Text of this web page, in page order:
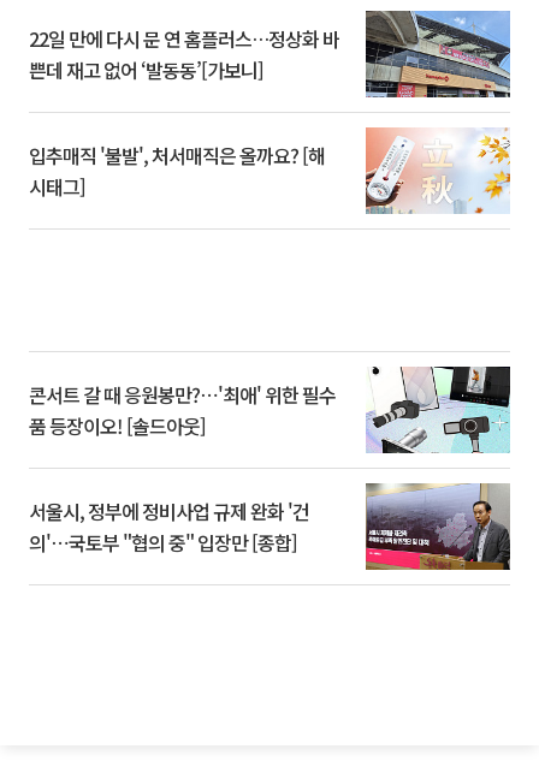
22일 만에 다시 문 연 홈플러스…정상화 바
쁜데 재고 없어 ‘발동동’[가보니]
입추매직 '불발', 처서매직은 올까요? [해
시태그]
콘서트 갈 때 응원봉만?⋯'최애' 위한 필수
품 등장이오! [솔드아웃]
서울시, 정부에 정비사업 규제 완화 '건
의'⋯국토부 "협의 중" 입장만 [종합]